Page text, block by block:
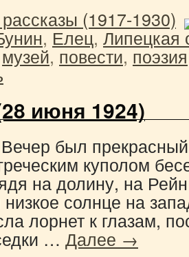
(1917-1930)
,Елец,Липецкая
музей,повести,поэзия
июня 1924)
был
куполом
на долину, на
солнце на
лорнет к глазам,
… Далее →